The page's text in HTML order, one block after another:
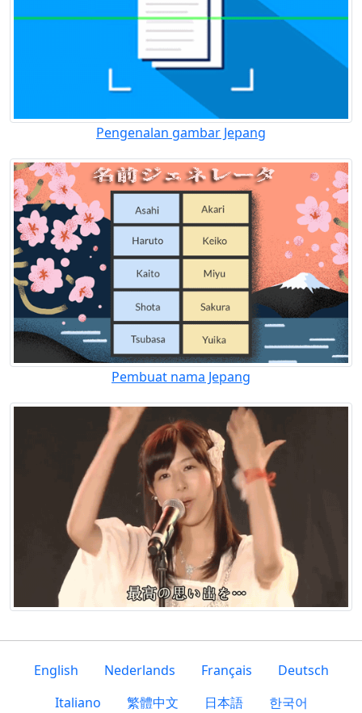
Pengenalan gambar Jepang
Pembuat nama Jepang
English Nederlands Français
Deutsch
Italiano
繁體中文 日本語 한국어